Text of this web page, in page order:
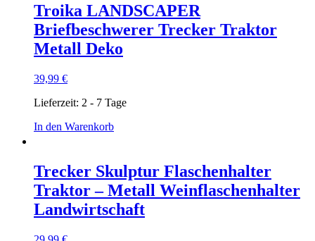
Troika LANDSCAPER
Briefbeschwerer Trecker Traktor
Metall Deko
39,99 €
Lieferzeit: 2 - 7 Tage
In den Warenkorb
Trecker Skulptur Flaschenhalter
Traktor – Metall Weinflaschenhalter
Landwirtschaft